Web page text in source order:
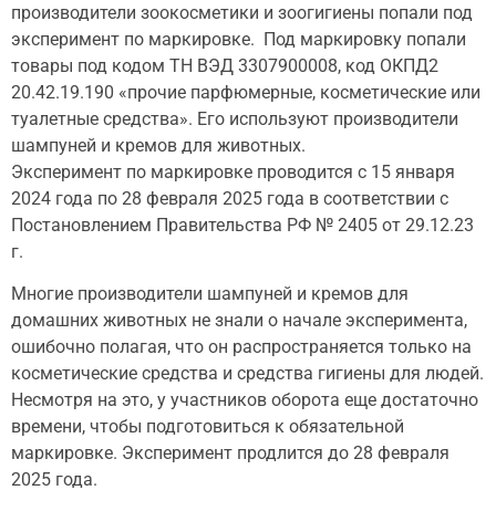
производители зоокосметики и зоогигиены попали под
эксперимент по маркировке. Под маркировку попали
товары под кодом ТН ВЭД 3307900008, код ОКПД2
20.42.19.190 «прочие парфюмерные, косметические или
туалетные средства». Его используют производители
шампуней и кремов для животных.
Эксперимент по маркировке проводится с 15 января
2024 года по 28 февраля 2025 года в соответствии с
Постановлением Правительства РФ № 2405 от 29.12.23
г.
Многие производители шампуней и кремов для
домашних животных не знали о начале эксперимента,
ошибочно полагая, что он распространяется только на
косметические средства и средства гигиены для людей.
Несмотря на это, у участников оборота еще достаточно
времени, чтобы подготовиться к обязательной
маркировке. Эксперимент продлится до 28 февраля
2025 года.